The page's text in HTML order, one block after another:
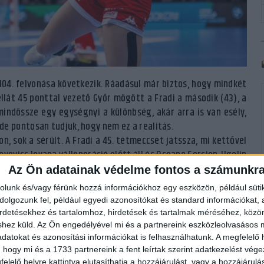
Az Ön adatainak védelme fontos a
és/vagy férünk hozzá információkhoz egy eszközön, például
fel, például egyedi azonosítókat és standard információkat,
és tartalomhoz, hirdetések és tartalmak méréséhez,
küld. Az Ön engedélyével mi és a partnereink eszközleolvasásos
és azonosítási információkat is felhasználhatunk. A megfelelő
hogy mi és a 1733 partnereink a fent leírtak szerint adatkezelést
helyre kattintva elutasíthatja a hozzájárulást, vagy a
felvonása következik. Ráadásul már biztos, hogy mindkét
45 ponttal vezető Győr mögött a Fradi a második (43), a
egy egységnyi a különbség, akár arra is van esély,
pontosan tudjuk, hogy nem ez a realitás.
sok a sérült. A Fradi a 45. tétmeccsét játssza, mi kettővel
Jovana válloperáció előtt áll és Oceane Sercien-Ugolin
csapatról van szó – mondta a hétvégi találkozó kapcsán
nem könnyít a helyzetünkön, de azt gondolom, ebben a
is küzdünk majd. Igazából rajtunk nincs nyomás, mert már
játszhatunk. Koncentrált és fegyelmezett játékkal akár